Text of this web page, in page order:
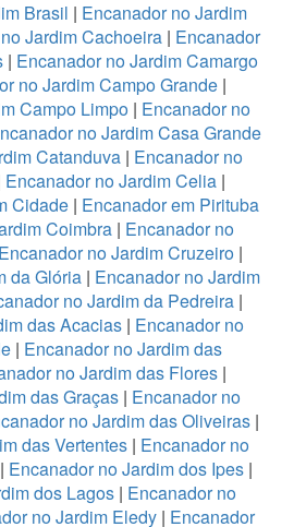
Brasil | Encanador no Jardim
Jardim Cachoeira| Encanador
| Encanador no Jardim Camargo
no Jardim Campo Grande|
Campo Limpo | Encanador no
no Jardim Casa Grande
Catanduva | Encanador no
Encanador no Jardim Celia|
Cidade| Encanador em Pirituba
Coimbra| Encanador no
Encanador no Jardim Cruzeiro |
da Glória| Encanador no Jardim
no Jardim da Pedreira|
das Acacias| Encanador no
| Encanador no Jardim das
no Jardim das Flores |
das Graças| Encanador no
no Jardim das Oliveiras|
das Vertentes| Encanador no
Encanador no Jardim dos Ipes|
dos Lagos | Encanador no
no Jardim Eledy| Encanador